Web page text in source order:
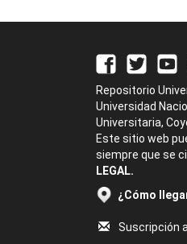
Repositorio
Universidad
Universitaria,
Este sitio web
siempre que se
LEGAL.
¿Cómo
Suscripción